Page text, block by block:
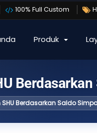
100% Full Custom
Produk
SHU Berdasarkan Saldo